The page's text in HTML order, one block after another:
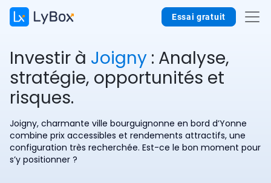
Essai gratuit
Investir à Joigny : Analyse,
stratégie, opportunités et
risques.
Joigny, charmante ville bourguignonne en bord d’Yonne
combine prix accessibles et rendements attractifs, une
configuration très recherchée. Est-ce le bon moment pour
s’y positionner ?